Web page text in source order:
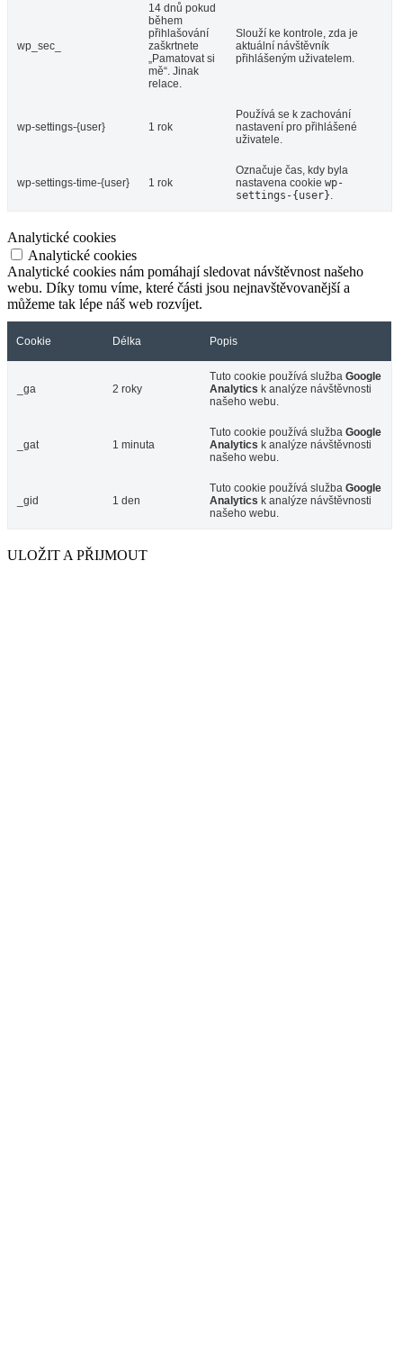
wp_sec_
14 dnů pokud
během
přihlašování
zaškrtnete
„Pamatovat si
mě“. Jinak
relace.
Slouží ke kontrole, zda je
aktuální návštěvník
přihlášeným uživatelem.
wp-settings-{user} 1 rok
Používá se k zachování
nastavení pro přihlášené
uživatele.
wp-settings-time-{user} 1 rok
Označuje čas, kdy byla
nastavena cookie wp-
settings-{user}
Analytické cookies
Analytické cookies
Analytické cookies nám pomáhají sledovat návštěvnost našeho
webu. Díky tomu víme, které části jsou nejnavštěvovanější a
můžeme tak lépe náš web rozvíjet.
Cookie Délka Popis
_ga 2 roky
Tuto cookie používá služba Google
Analytics k analýze návštěvnosti
našeho webu.
_gat 1 minuta
Tuto cookie používá služba Google
Analytics k analýze návštěvnosti
našeho webu.
_gid 1 den
Tuto cookie používá služba Google
Analytics k analýze návštěvnosti
našeho webu.
ULOŽIT A PŘIJMOUT